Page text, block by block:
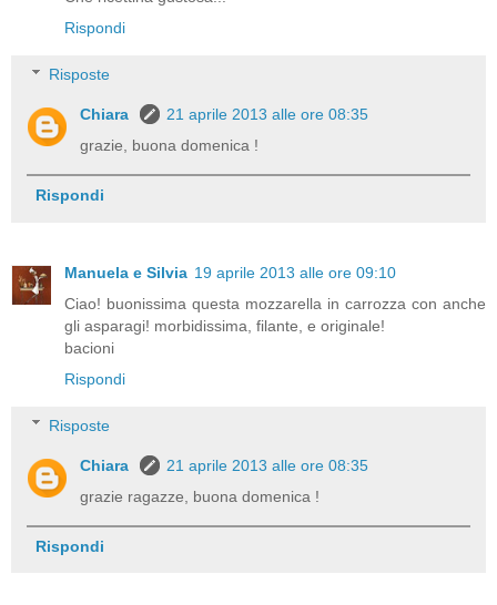
Rispondi
Risposte
Chiara
21 aprile 2013 alle ore 08:35
grazie, buona domenica !
Rispondi
Manuela e Silvia 19 aprile 2013 alle ore 09:10
Ciao! buonissima questa mozzarella in carrozza con anche
gli asparagi! morbidissima, filante, e originale!
bacioni
Rispondi
Risposte
Chiara
21 aprile 2013 alle ore 08:35
grazie ragazze, buona domenica !
Rispondi